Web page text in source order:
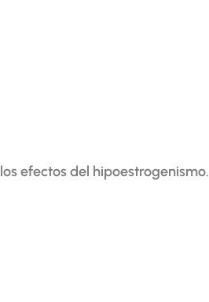
efectos del hipoestrogenismo.